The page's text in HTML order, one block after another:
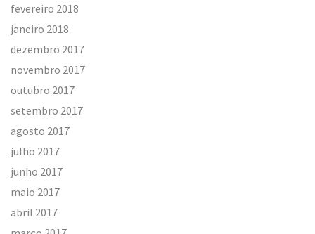
fevereiro 2018
janeiro 2018
dezembro 2017
novembro 2017
outubro 2017
setembro 2017
agosto 2017
julho 2017
junho 2017
maio 2017
abril 2017